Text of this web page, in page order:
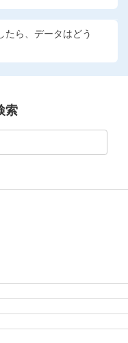
たら、データはどう
索